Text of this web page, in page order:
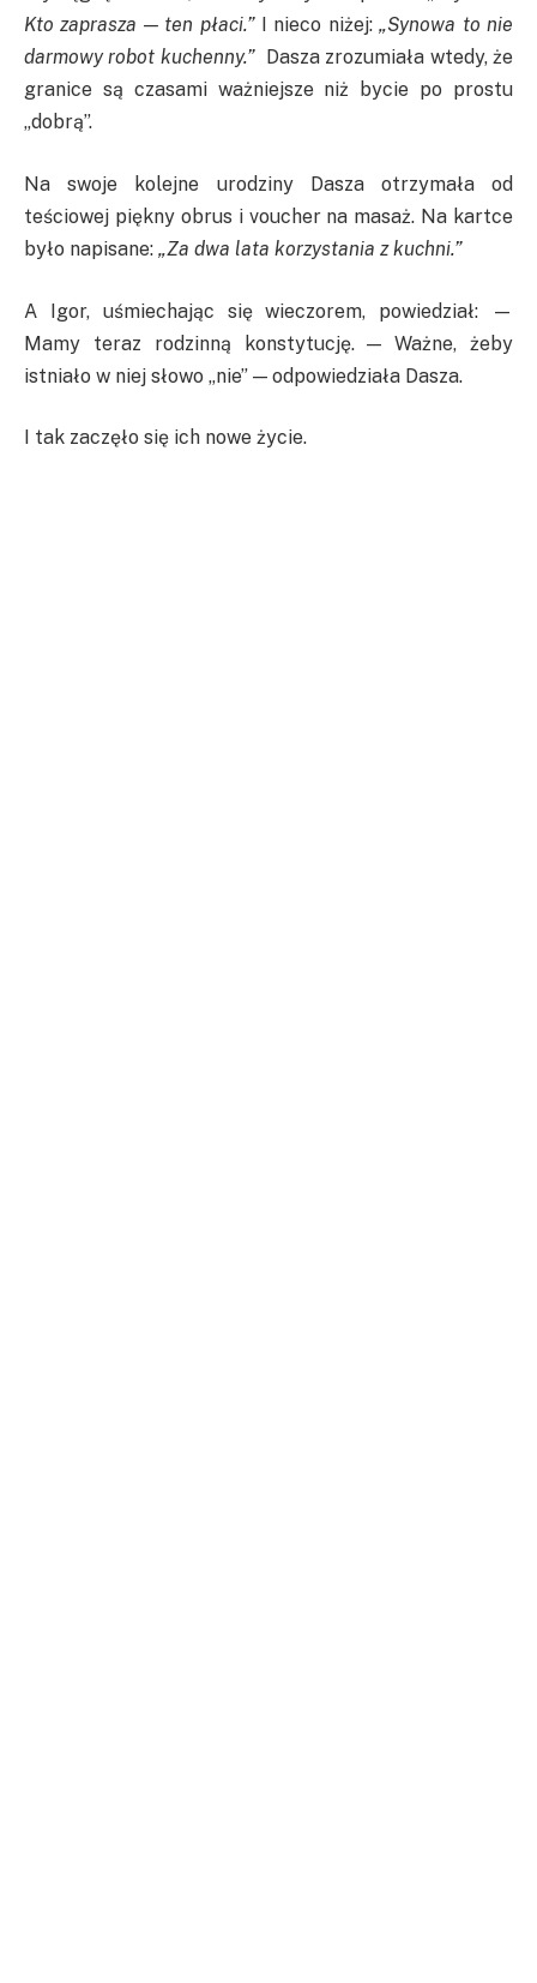
Kto zaprasza — ten płaci.”I nieco niżej:„Synowa to nie
darmowy robot kuchenny.”
Dasza zrozumiała wtedy, że
granice są czasami ważniejsze niż bycie po prostu
„dobrą”.
Na swoje kolejne urodziny Dasza otrzymała od
teściowej piękny obrus i voucher na masaż. Na kartce
było napisane: „Za dwa lata korzystania z kuchni.”
A Igor, uśmiechając się wieczorem, powiedział: —
Mamy teraz rodzinną konstytucję. — Ważne, żeby
istniało w niej słowo „nie” — odpowiedziała Dasza.
I tak zaczęło się ich nowe życie.